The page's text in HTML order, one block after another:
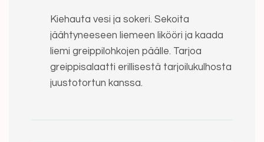
Kiehauta vesi ja sokeri. Sekoita
jäähtyneeseen liemeen likööri ja kaada
liemi greippilohkojen päälle. Tarjoa
greippisalaatti erillisestä tarjoilukulhosta
juustotortun kanssa.